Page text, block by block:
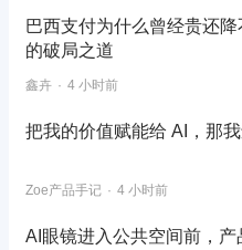
巴西支付为什么曾经贵还
的破局之道
鑫卉 4 小时前
把我的价值赋能给 AI，那
Zoe产品手记 4 小时前
AI眼镜进入公共空间前，产